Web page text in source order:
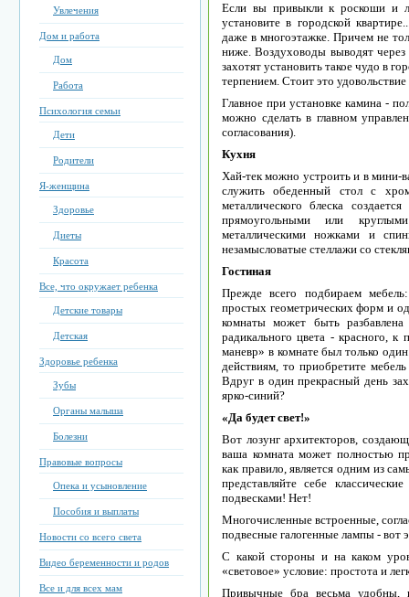
Увлечения
Дом и работа
Дом
Работа
Психология семьи
Дети
Родители
Я-женщина
Здоровье
Диеты
Красота
Все, что окружает ребенка
Детские товары
Детская
Здоровье ребенка
Зубы
Органы малыша
Болезни
Правовые вопросы
Опека и усыновление
Пособия и выплаты
Новости со всего света
Видео беременности и родов
Все и для всех мам
Если вы привыкли к роскоши и
установите в городской
даже в многоэтажке. Причем не
ниже. Воздуховоды выводят
захотят установить такое чудо в
терпением. Стоит это
Главное при установке камина -
можно сделать в главном
согласования).
Кухня
Хай-тек можно устроить и в мини-
служить обеденный стол с
металлического блеска
прямоугольными или
металлическими ножками и
незамысловатые стеллажи со
Гостиная
Прежде всего подбираем
простых геометрических форм и
комнаты может быть
радикального цвета - красного,
маневр» в комнате был только
действиям, то приобретите
Вдруг в один прекрасный день
ярко-синий?
«Да будет свет!»
Вот лозунг архитекторов,
ваша комната может полностью
как правило, является одним из
представляйте себе
подвесками! Нет!
Многочисленные встроенные,
подвесные галогенные лампы - вот
С какой стороны и на каком
«световое» условие: простота и
Привычные бра весьма удобны,